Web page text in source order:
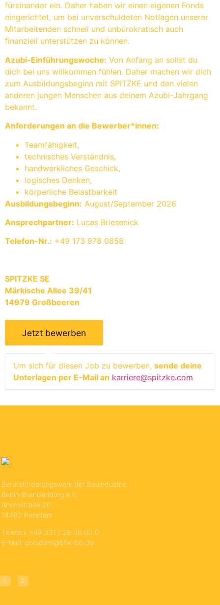
füreinander ein. Daher haben wir einen eigenen Fonds
eingerichtet, um bei unverschuldeten Notlagen unserer
Mitarbeitenden schnell und unbürokratisch auch
finanziell unterstützen zu können.
Azubi-Einführungswoche: Von Anfang an sollst du
dich bei uns willkommen fühlen. Daher machen wir dich
zum Ausbildungsbeginn mit SPITZKE und den vielen
anderen jungen Menschen aus deinem Azubi-Jahrgang
bekannt.
Anforderungen an die Bewerber*innen:
Teamfähigkeit,
technisches Verständnis,
handwerkliches Geschick,
logisches Denken,
körperliche Belastbarkeit
Ausbildungsbeginn: August/September 2026
Ansprechpartner: Lucas Briesenick
Telefon-Nr.: +49 173 978 0858
SPITZKE SE
Märkische Allee 39/41
14979 Großbeeren
Um sich für diesen Job zu bewerben, sende deine
Unterlagen per E-Mail an karriere@spitzke.com
Berufsförderungswerk der Bauindustrie
Berlin-Brandenburg e.V.
Ahornstraße 20
14482 Potsdam
Telefon: +49 331 / 29 08 00 0
E-Mail: potsdam@bfw-bb.de